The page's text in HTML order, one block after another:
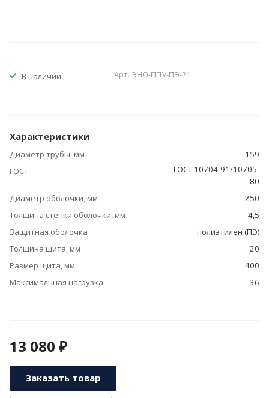
В наличии Арт. ЭНО-ППУ-ПЭ-21
Характеристики
Диаметр трубы, мм
159
ГОСТ
ГОСТ 10704-91/10705-
80
Диаметр оболочки, мм
250
Толщина стенки оболочки, мм
4,5
Защитная оболочка
полиэтилен (ПЭ)
Толщина щита, мм
20
Размер щита, мм
400
Максимальная нагрузка
36
13 080 ₽
Заказать товар